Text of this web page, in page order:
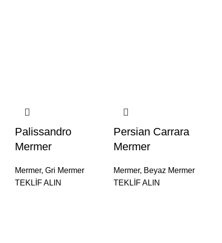
Palissandro
Mermer
Mermer, Gri Mermer
TEKLİF ALIN
Persian Carrara
Mermer
Mermer, Beyaz Mermer
TEKLİF ALIN